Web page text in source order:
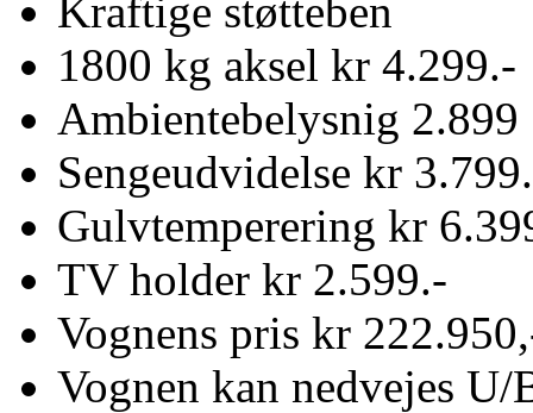
Kraftige støtteben
1800 kg aksel kr 4.299.-
Ambientebelysnig 2.899
Sengeudvidelse kr
Gulvtemperering kr
TV holder kr 2.599.-
Vognens pris kr
Vognen kan nedvejes U/